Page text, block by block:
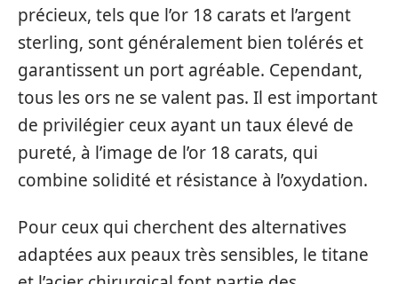
précieux, tels que l’or 18 carats et l’argent
sterling, sont généralement bien tolérés et
garantissent un port agréable. Cependant,
tous les ors ne se valent pas. Il est important
de privilégier ceux ayant un taux élevé de
pureté, à l’image de l’or 18 carats, qui
combine solidité et résistance à l’oxydation.
Pour ceux qui cherchent des alternatives
adaptées aux peaux très sensibles, le titane